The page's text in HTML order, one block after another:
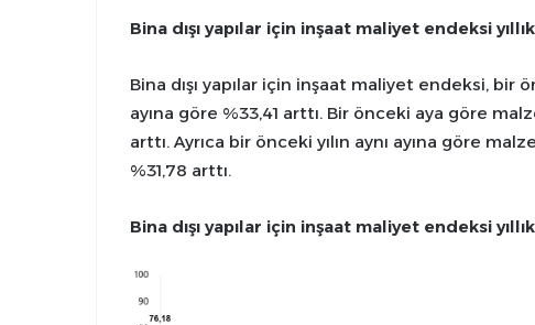
Bina dışı yapılar için inşaat maliyet endeksi
Bina dışı yapılar için inşaat maliyet endeksi, bir
ayına göre %33,41 arttı. Bir önceki aya göre
arttı. Ayrıca bir önceki yılın aynı ayına göre
%31,78 arttı.
Bina dışı yapılar için inşaat maliyet endeksi